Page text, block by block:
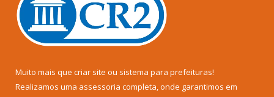
Muito mais que criar site ou sistema para prefeituras!
Realizamos uma assessoria completa, onde garantimos em